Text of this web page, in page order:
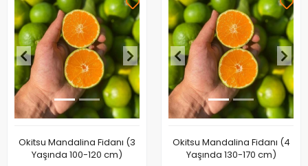
Okitsu Mandalina Fidanı (3
Yaşında 100-120 cm)
Okitsu Mandalina Fidanı (4
Yaşında 130-170 cm)